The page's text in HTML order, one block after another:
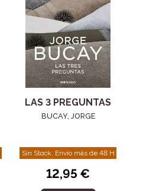
LAS 3 PREGUNTAS
BUCAY, JORGE
Sin Stock. Envío más de 48 H
12,95 €